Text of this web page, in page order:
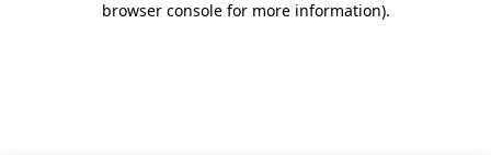
browser console for more information).